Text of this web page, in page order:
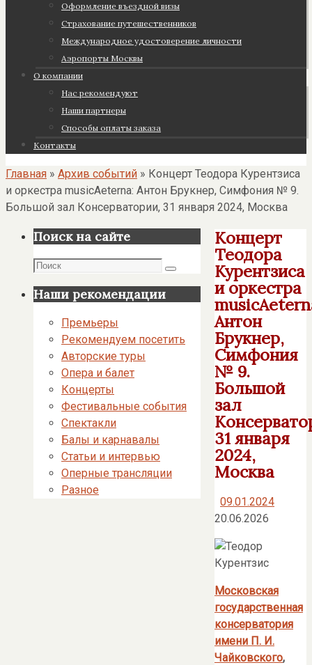
Оформление въездной визы
Страхование путешественников
Международное удостоверение личности
Аэропорты Москвы
О компании
Нас рекомендуют
Наши партнеры
Cпособы оплаты заказа
Контакты
Главная » Архив событий » Концерт Теодора Курентзиса
и оркестра musicAeterna: Антон Брукнер, Симфония № 9.
Большой зал Консерватории, 31 января 2024, Москва
Концерт
Теодора
Курентзиса
и оркестра
Антон
Брукнер,
Симфония
№ 9.
Большой
зал
31 января
2024,
Москва
09.01.2024
20.06.2026
Московская
государственная
консерватория
имени П. И.
Чайковского,
Поиск на сайте
Поиск
Поиск
Наши рекомендации
Премьеры
Рекомендуем посетить
Авторские туры
Опера и балет
Концерты
Фестивальные события
Спектакли
Балы и карнавалы
Статьи и интервью
Оперные трансляции
Разное